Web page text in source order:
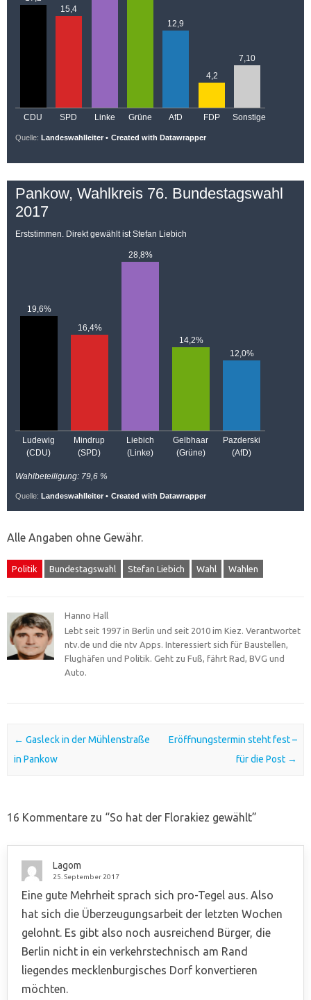
Alle Angaben ohne Gewähr.
Politik Bundestagswahl Stefan Liebich Wahl Wahlen
Hanno Hall
Lebt seit 1997 in Berlin und seit 2010 im Kiez. Verantwortet
ntv.de und die ntv Apps. Interessiert sich für Baustellen,
Flughäfen und Politik. Geht zu Fuß, fährt Rad, BVG und
Auto.
Post navigation
← Gasleck in der Mühlenstraße
in Pankow
Eröffnungstermin steht fest –
für die Post →
16 Kommentare zu “So hat der Florakiez gewählt”
Lagom
25. September 2017
Eine gute Mehrheit sprach sich pro-Tegel aus. Also
hat sich die Überzeugungsarbeit der letzten Wochen
gelohnt. Es gibt also noch ausreichend Bürger, die
Berlin nicht in ein verkehrstechnisch am Rand
liegendes mecklenburgisches Dorf konvertieren
möchten.